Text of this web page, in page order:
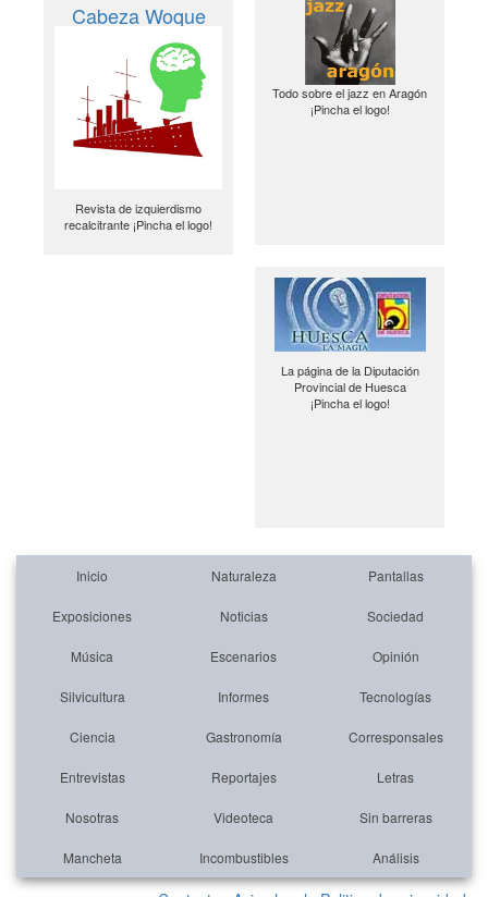
Cabeza Woque
Revista de izquierdismo
recalcitrante ¡Pincha el logo!
Todo sobre el jazz en Aragón
¡Pincha el logo!
La página de la Diputación
Provincial de Huesca
¡Pincha el logo!
Inicio Naturaleza Pantallas
Exposiciones Noticias Sociedad
Música Escenarios Opinión
Silvicultura Informes Tecnologías
Ciencia Gastronomía Corresponsales
Entrevistas Reportajes Letras
Nosotras Videoteca Sin barreras
Mancheta Incombustibles Análisis